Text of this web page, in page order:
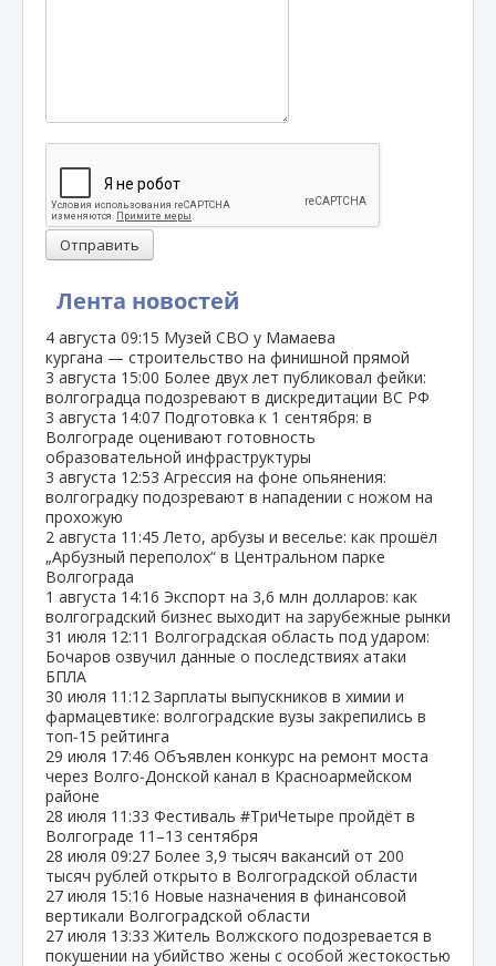
Лента новостей
4 августа 09:15 Музей СВО у Мамаева
кургана — строительство на финишной прямой
3 августа 15:00 Более двух лет публиковал фейки:
волгоградца подозревают в дискредитации ВС РФ
3 августа 14:07 Подготовка к 1 сентября: в
Волгограде оценивают готовность
образовательной инфраструктуры
3 августа 12:53 Агрессия на фоне опьянения:
волгоградку подозревают в нападении с ножом на
прохожую
2 августа 11:45 Лето, арбузы и веселье: как прошёл
„Арбузный переполох“ в Центральном парке
Волгограда
1 августа 14:16 Экспорт на 3,6 млн долларов: как
волгоградский бизнес выходит на зарубежные рынки
31 июля 12:11 Волгоградская область под ударом:
Бочаров озвучил данные о последствиях атаки
БПЛА
30 июля 11:12 Зарплаты выпускников в химии и
фармацевтике: волгоградские вузы закрепились в
топ‑15 рейтинга
29 июля 17:46 Объявлен конкурс на ремонт моста
через Волго‑Донской канал в Красноармейском
районе
28 июля 11:33 Фестиваль #ТриЧетыре пройдёт в
Волгограде 11–13 сентября
28 июля 09:27 Более 3,9 тысяч вакансий от 200
тысяч рублей открыто в Волгоградской области
27 июля 15:16 Новые назначения в финансовой
вертикали Волгоградской области
27 июля 13:33 Житель Волжского подозревается в
покушении на убийство жены с особой жестокостью
Отправить